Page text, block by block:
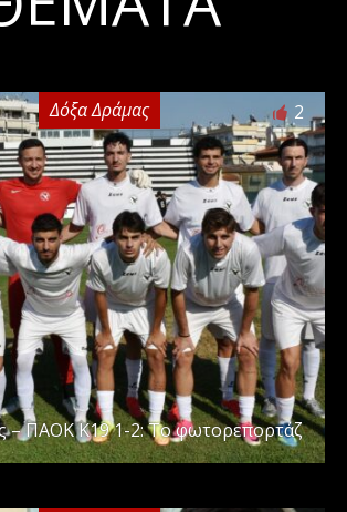
Δόξα Δράμας 2
– ΠΑΟΚ Κ19 1-2: Το φωτορεπορτάζ